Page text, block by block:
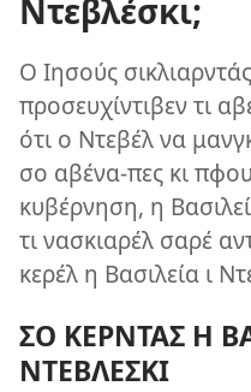
Ντεβλέσκι;
Ο Ιησούς
προσευχίντιβεν τι
ότι ο Ντεβέλ να
σο αβένα-πες κι
κυβέρνηση, η
τι νασκιαρέλ σαρέ
κερέλ η Βασιλεία ι
ΣΟ ΚΕΡΝΤΑΣ Η
ΝΤΕΒΛΕΣΚΙ